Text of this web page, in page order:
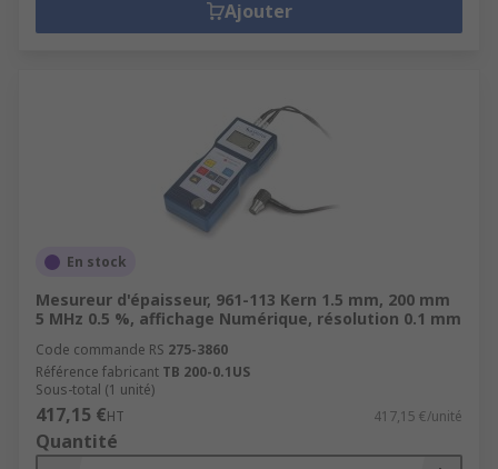
Ajouter
En stock
Mesureur d'épaisseur, 961-113 Kern 1.5 mm, 200 mm
5 MHz 0.5 %, affichage Numérique, résolution 0.1 mm
Code commande RS 275-3860
Référence fabricant TB 200-0.1US
Sous-total (1 unité)
417,15 €HT 417,15 €/unité
Quantité